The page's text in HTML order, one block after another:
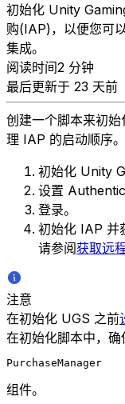
初始化 Unity
购(IAP)，以便您可
集成。
阅读时间2 分钟
最后更新于 23 天前
创建一个脚本来初
理 IAP 的启动顺序
初始化 Unity
设置
登录。
初始化 IAP 并
请参阅获取远
注意
在初始化 UGS 之前
在初始化脚本中，
PurchaseManager
组件。